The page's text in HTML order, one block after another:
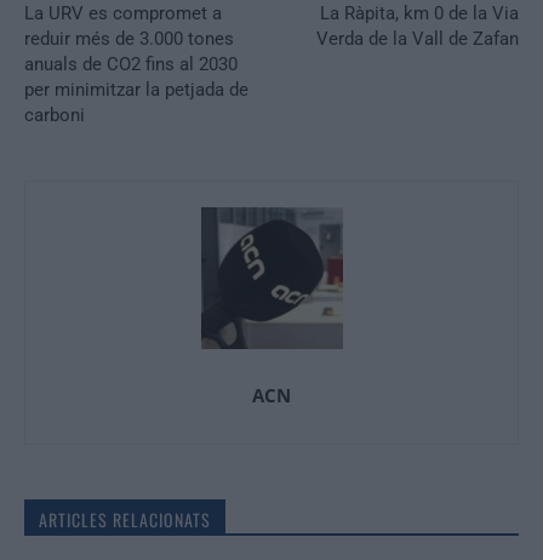
La URV es compromet a
reduir més de 3.000 tones
anuals de CO2 fins al 2030
per minimitzar la petjada de
carboni
La Ràpita, km 0 de la Via
Verda de la Vall de Zafan
ACN
ARTICLES RELACIONATS